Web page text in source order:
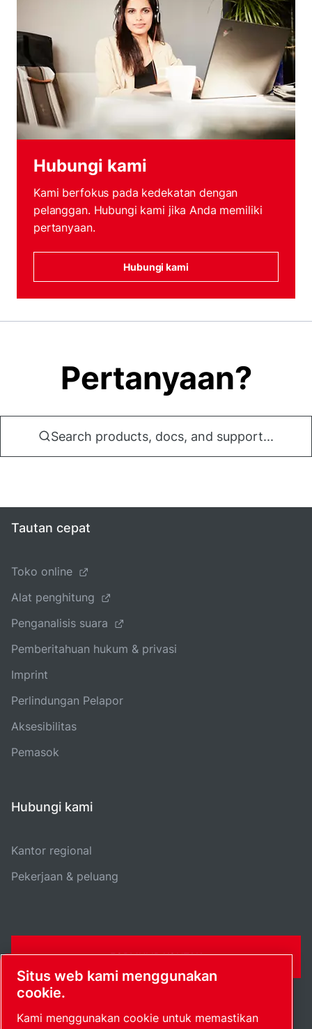
Hubungi kami
Kami berfokus pada kedekatan dengan
pelanggan. Hubungi kami jika Anda memiliki
pertanyaan.
Hubungi kami
Pertanyaan?
Search products, docs, and support...
Tautan cepat
Toko online
Alat penghitung
Penganalisis suara
Pemberitahuan hukum & privasi
Imprint
Perlindungan Pelapor
Aksesibilitas
Pemasok
Hubungi kami
Kantor regional
Pekerjaan & peluang
FORMULIR KONTAK
Situs web kami menggunakan
cookie.
Kami menggunakan cookie untuk memastikan